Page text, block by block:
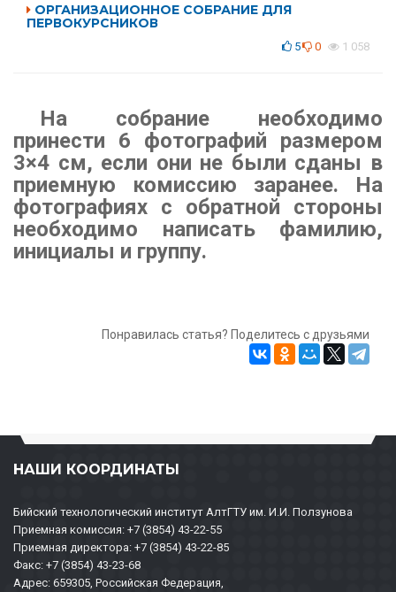
ОРГАНИЗАЦИОННОЕ СОБРАНИЕ ДЛЯ
ПЕРВОКУРСНИКОВ
5 0 1 058
На собрание необходимо
принести 6 фотографий размером
3×4 см, если они не были сданы в
приемную комиссию заранее. На
фотографиях с обратной стороны
необходимо написать фамилию,
инициалы и группу.
Понравилась статья? Поделитесь с друзьями
НАШИ КООРДИНАТЫ
Бийский технологический институт АлтГТУ им. И.И. Ползунова
Приемная комиссия: +7 (3854) 43-22-55
Приемная директора: +7 (3854) 43-22-85
Факс: +7 (3854) 43-23-68
Адрес: 659305, Российская Федерация,